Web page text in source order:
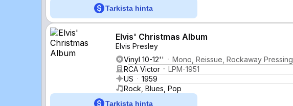
Tarkista hinta
Elvis' Christmas Album
Elvis Presley
Vinyl 10-12''
Mono, Reissue, Rockaway Pressing
RCA Victor
LPM-1951
US
1959
Rock, Blues, Pop
Tarkista hinta